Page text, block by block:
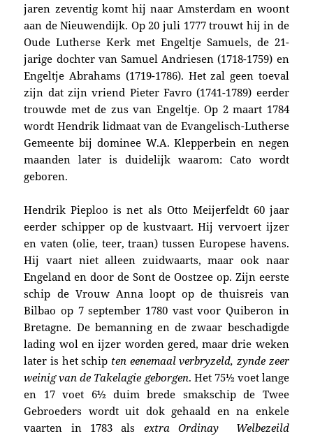
jaren zeventig komt hij naar Amsterdam en woont
aan de Nieuwendijk. Op 20 juli 1777 trouwt hij in de
Oude Lutherse Kerk met Engeltje Samuels, de 21-
jarige dochter van Samuel Andriesen (1718-1759) en
Engeltje Abrahams (1719-1786). Het zal geen toeval
zijn dat zijn vriend Pieter Favro (1741-1789) eerder
trouwde met de zus van Engeltje. Op 2 maart 1784
wordt Hendrik lidmaat van de Evangelisch-Lutherse
Gemeente bij dominee W.A. Klepperbein en negen
maanden later is duidelijk waarom: Cato wordt
geboren.
Hendrik Pieploo is net als Otto Meijerfeldt 60 jaar
eerder schipper op de kustvaart. Hij vervoert ijzer
en vaten (olie, teer, traan) tussen Europese havens.
Hij vaart niet alleen zuidwaarts, maar ook naar
Engeland en door de Sont de Oostzee op. Zijn eerste
schip de Vrouw Anna loopt op de thuisreis van
Bilbao op 7 september 1780 vast voor Quiberon in
Bretagne. De bemanning en de zwaar beschadigde
lading wol en ijzer worden gered, maar drie weken
later is het schip ten eenemaal verbryzeld, zynde zeer
weinig van de Takelagie geborgen. Het 75½ voet lange
en 17 voet 6½ duim brede smakschip de Twee
Gebroeders wordt uit dok gehaald en na enkele
vaarten in 1783 als extra Ordinay Welbezeild